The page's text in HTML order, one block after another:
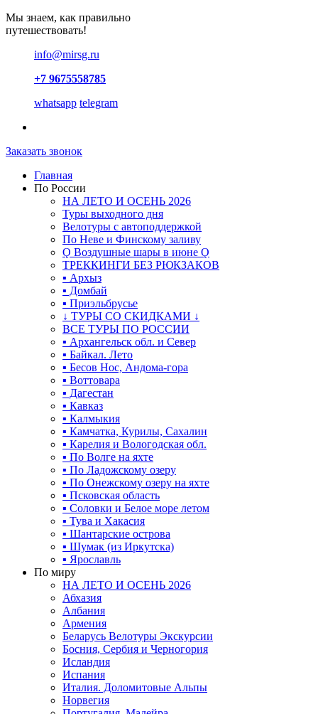
Мы знаем, как правильно
путешествовать!
info@mirsg.ru
+7 9675558785
whatsapp telegram
Заказать звонок
Главная
По России
НА ЛЕТО И ОСЕНЬ 2026
Туры выходного дня
Велотуры с автоподдержкой
По Неве и Финскому заливу
Ǫ Воздушные шары в июне Ǫ
ТРЕККИНГИ БЕЗ РЮКЗАКОВ
▪ Архыз
▪ Домбай
▪ Приэльбрусье
↓ ТУРЫ СО СКИДКАМИ ↓
ВСЕ ТУРЫ ПО РОССИИ
▪ Архангельск обл. и Север
▪ Байкал. Лето
▪ Бесов Нос, Андома-гора
▪ Воттовара
▪ Дагестан
▪ Кавказ
▪ Калмыкия
▪ Камчатка, Курилы, Сахалин
▪ Карелия и Вологодская обл.
▪ По Волге на яхте
▪ По Ладожскому озеру
▪ По Онежскому озеру на яхте
▪ Псковская область
▪ Соловки и Белое море летом
▪ Тува и Хакасия
▪ Шантарские острова
▪ Шумак (из Иркутска)
▪ Ярославль
По миру
НА ЛЕТО И ОСЕНЬ 2026
Абхазия
Албания
Армения
Беларусь Велотуры Экскурсии
Босния, Сербия и Черногория
Исландия
Испания
Италия. Доломитовые Альпы
Норвегия